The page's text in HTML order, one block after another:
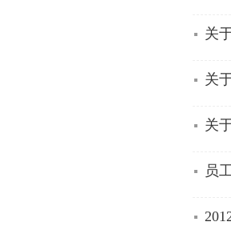
关
关
关
员